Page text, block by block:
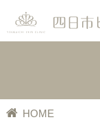
HOME